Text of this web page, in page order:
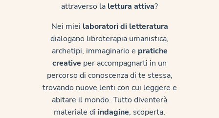
attraverso la lettura attiva?
Nei miei laboratori di letteratura
dialogano libroterapia umanistica,
archetipi, immaginario e pratiche
creative per accompagnarti in un
percorso di conoscenza di te stessa,
trovando nuove lenti con cui leggere e
abitare il mondo. Tutto diventerà
materiale di indagine, scoperta,